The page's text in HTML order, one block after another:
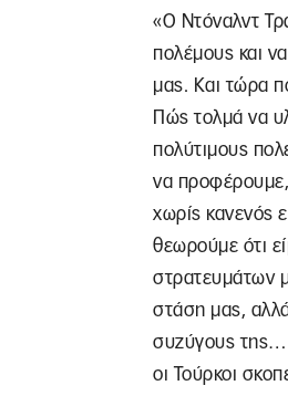
«Ο Ντόναλντ
πολέμους και
μας. Και τώρα
Πώς τολμά να
πολύτιμους
να προφέρουμε,
χωρίς κανενός
θεωρούμε ότι
στρατευμάτων
στάση μας, αλλά
συζύγους της…
οι Τούρκοι